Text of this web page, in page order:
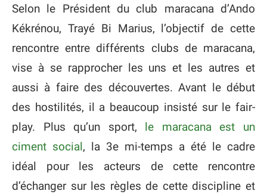
Selon le Président du club maracana d’Ando
Kékrénou, Trayé Bi Marius, l’objectif de cette
rencontre entre différents clubs de maracana,
vise à se rapprocher les uns et les autres et
aussi à faire des découvertes. Avant le début
des hostilités, il a beaucoup insisté sur le fair-
play. Plus qu’un sport,
le maracana est un
ciment social , la 3e mi-temps a été le cadre
idéal pour les acteurs de cette rencontre
d’échanger sur les règles de cette discipline et